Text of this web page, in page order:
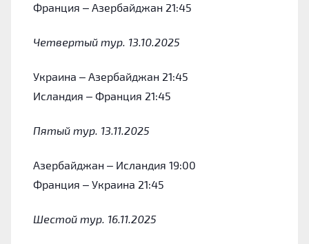
Франция – Азербайджан 21:45
Четвертый тур. 13.10.2025
Украина – Азербайджан 21:45
Исландия – Франция 21:45
Пятый тур. 13.11.2025
Азербайджан – Исландия 19:00
Франция – Украина 21:45
Шестой тур. 16.11.2025